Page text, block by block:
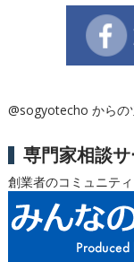
@sogyotecho からの
専門家相談
創業者のコミュニテ